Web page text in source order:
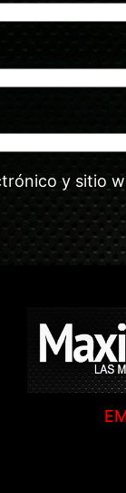
y sitio